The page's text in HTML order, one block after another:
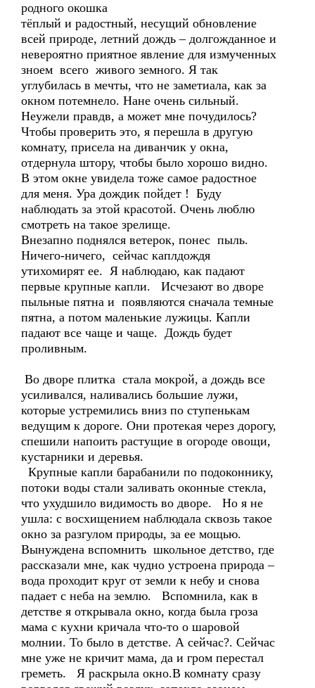
родного окошка
тёплый и радостный, несущий обновление
всей природе, летний дождь – долгожданное и
невероятно приятное явление для измученных
зноем всего живого земного. Я так
углубилась в мечты, что не заметиала, как за
окном потемнело. Нане очень сильный.
Неужели правдв, а может мне почудилось?
Чтобы проверить это, я перешла в другую
комнату, присела на диванчик у окна,
отдернула штору, чтобы было хорошо видно.
В этом окне увидела тоже самое радостное
для меня. Ура дождик пойдет ! Буду
наблюдать за этой красотой. Очень люблю
смотреть на такое зрелище.
Внезапно поднялся ветерок, понес пыль.
Ничего-ничего, сейчас каплдождя
утихомирят ее. Я наблюдаю, как падают
первые крупные капли. Исчезают во дворе
пыльные пятна и появляются сначала темные
пятна, а потом маленькие лужицы. Капли
падают все чаще и чаще. Дождь будет
проливным.
Во дворе плитка стала мокрой, а дождь все
усиливался, наливались большие лужи,
которые устремились вниз по ступенькам
ведущим к дороге. Они протекая через дорогу,
спешили напоить растущие в огороде овощи,
кустарники и деревья.
Крупные капли барабанили по подоконнику,
потоки воды стали заливать оконные стекла,
что ухудшило видимость во дворе. Но я не
ушла: с восхищением наблюдала сквозь такое
окно за разгулом природы, за ее мощью.
Вынуждена вспомнить школьное детство, где
рассказали мне, как чудно устроена природа –
вода проходит круг от земли к небу и снова
падает с неба на землю. Вспомнила, как в
детстве я открывала окно, когда была гроза
мама с кухни кричала что-то о шаровой
молнии. То было в детстве. А сейчас?. Сейчас
мне уже не кричит мама, да и гром перестал
греметь. Я раскрыла окно.В комнату сразу